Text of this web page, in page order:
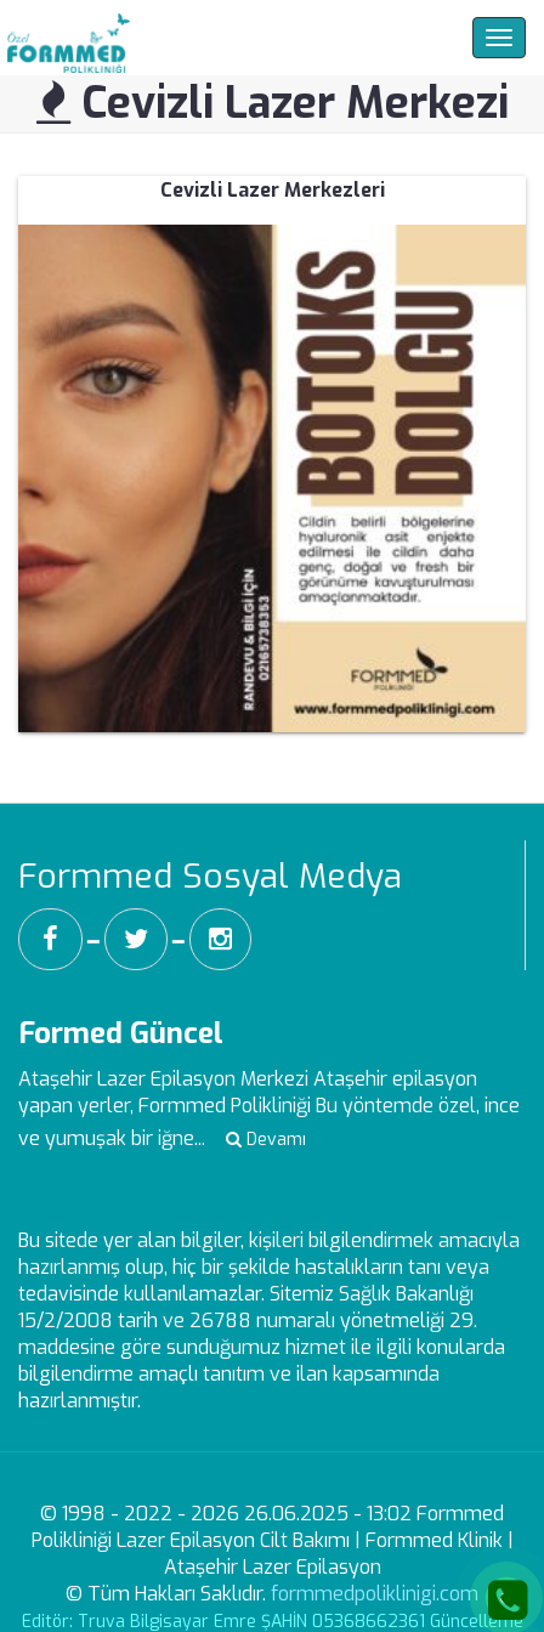
Cevizli Lazer Merkezi
Cevizli Lazer Merkezleri
Formmed Sosyal Medya
━ ━
Formed Güncel
Ataşehir Lazer Epilasyon Merkezi Ataşehir epilasyon
yapan yerler, Formmed Polikliniği Bu yöntemde özel, ince
ve yumuşak bir iğne...
Devamı
Bu sitede yer alan bilgiler, kişileri bilgilendirmek amacıyla
hazırlanmış olup, hiç bir şekilde hastalıkların tanı veya
tedavisinde kullanılamazlar. Sitemiz Sağlık Bakanlığı
15/2/2008 tarih ve 26788 numaralı yönetmeliği 29.
maddesine göre sunduğumuz hizmet ile ilgili konularda
bilgilendirme amaçlı tanıtım ve ilan kapsamında
hazırlanmıştır.
© 1998 - 2022 - 2026 26.06.2025 - 13:02 Formmed
Polikliniği Lazer Epilasyon Cilt Bakımı | Formmed Klinik |
Ataşehir Lazer Epilasyon
© Tüm Hakları Saklıdır. formmedpoliklinigi.com
Editör: Truva Bilgisayar Emre ŞAHİN 05368662361 Güncelleme